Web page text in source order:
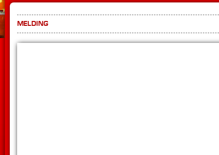
MELDING